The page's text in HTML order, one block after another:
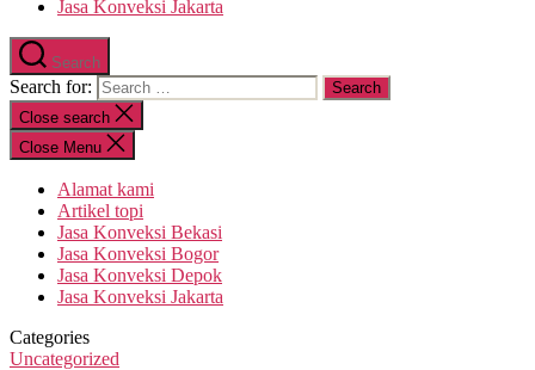
Jasa Konveksi Jakarta
Search
Search for:
Close search
Close Menu
Alamat kami
Artikel topi
Jasa Konveksi Bekasi
Jasa Konveksi Bogor
Jasa Konveksi Depok
Jasa Konveksi Jakarta
Categories
Uncategorized